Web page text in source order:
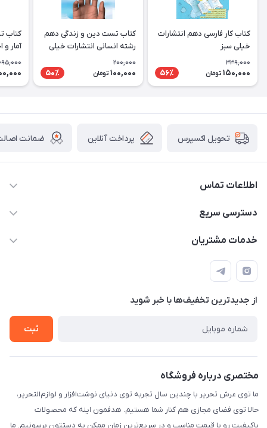
کتاب کار فارسی دهم انتشارات
خیلی سبز
339,000
150,000 تومان 56٪
کتاب تست دین و زندگی دهم
رشته انسانی انتشارات خیلی
200,000
100,000 تومان 50٪
کتاب
آمار و
تحویل اکسپرس پرداخت آنلاین ضمانت
اطلاعات تماس
2424 3672 - 021
دسترسی سریع
لیست محصولات
راهنما
خدمات مشتریان
پرداخت الکترونیکی امن
رویه ارسال کالا
حریم خصوصی
تماس با ما
از جدید‌ترین تخفیف‌ها با‌ خبر شوید
ثبت
مختصری درباره فروشگاه
ما توی عرش تحریر با چندین سال تجربه توی دنیای نوشت‌افزار و لوازم‌التحریر،
حالا توی فضای مجازی هم کنار شما هستیم. هدفمون اینه که محصولات
باکیفیت رو با قیمت مناسب و در سریع‌ترین زمان ممکن به دستتون برسونیم. ما